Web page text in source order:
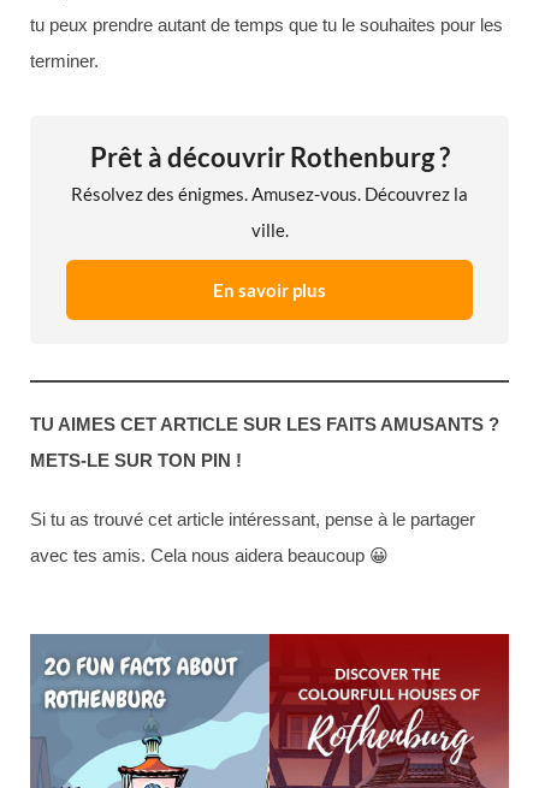
tu peux prendre autant de temps que tu le souhaites pour les
terminer.
Prêt à découvrir Rothenburg ?
Résolvez des énigmes. Amusez-vous. Découvrez la
ville.
En savoir plus
TU AIMES CET ARTICLE SUR LES FAITS AMUSANTS ?
METS-LE SUR TON PIN !
Si tu as trouvé cet article intéressant, pense à le partager
avec tes amis. Cela nous aidera beaucoup 😀